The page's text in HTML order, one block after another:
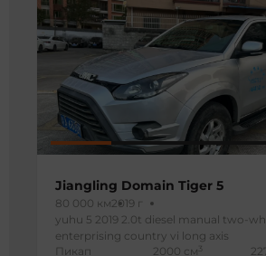
Jiangling Domain Tiger 5
80 000 км2019 г
yuhu 5 2019 2.0t diesel manual two-
enterprising country vi long axis
Пикап
2000 см 3